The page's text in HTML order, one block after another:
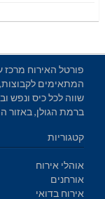
פורטל האירוח מרכז
המתאימים לקבוצות,
שווה לכל כיס ונפש
ברמת הגולן, באזור
קטגוריות
אוהלי אירוח
אורחנים
אירוח בדואי